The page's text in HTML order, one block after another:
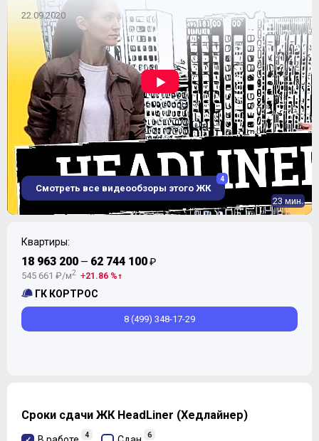
Забегая вперед, скажем, что и с квартирами в
комплексе все обстоит в полном порядке, а вот
урезанные подземные парковки несколько
разочаровывают – Headliner не за МКАД строится, это
же Пресненский район ЦАО со всеми вытекающими
отсюда парковочными проблемами. А вот за свои
детские сады нужно сказать спасибо, будут они,
правда, коммерческим, зато не маленьким,
рассчитанными на 130 и 250 малышей.
Компьютерная реконструкция дает общее
представление о будущем облике комплекса,
22.09.2020
23 мин.
Смотреть все видеообзоры этого ЖК
4
Квартиры:
18 963 200 — 62 744 100₽
545 661 ₽/м2 21.86 %
ГК КОРТРОС
8 (499) 348-17-29
Сроки сдачи ЖК HeadLiner (Хедлайнер)
4 6